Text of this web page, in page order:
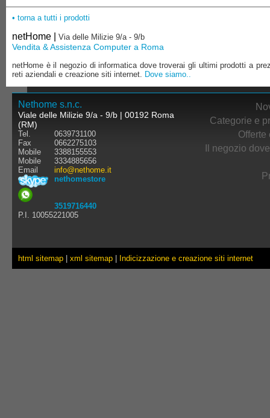
• torna a tutti i prodotti
netHome | Via delle Milizie 9/a - 9/b
Vendita & Assistenza Computer a Roma
netHome è il negozio di informatica dove troverai gli ultimi prodotti a
reti aziendali e creazione siti internet. Dove siamo..
Nethome s.n.c.
Viale delle Milizie 9/a - 9/b | 00192 Roma
(RM)
Tel.
Fax
Mobile
Mobile
Email
0639731100
0662275103
3388155553
3334885656
info@nethome.it
nethomestore
3519716440
P.I. 10055221005
Categorie e
Il negozio
html sitemap xml sitemap Indicizzazione e creazione siti internet